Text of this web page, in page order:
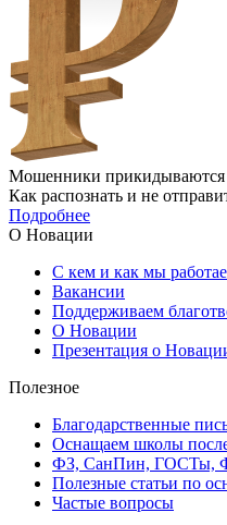
Мошенники прикидываются
Как распознать и не
Подробнее
О Новации
С кем и как мы
Вакансии
Поддерживаем
О Новации
Презентация о
Полезное
Благодарственные
Оснащаем школы
ФЗ, СанПин, ГОСТы,
Полезные статьи по
Частые вопросы